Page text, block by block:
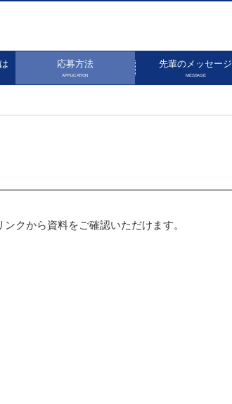
応募方法
APPLICATION
先輩のメッセージ
MESSAGE
クから資料をご確認いただけます。